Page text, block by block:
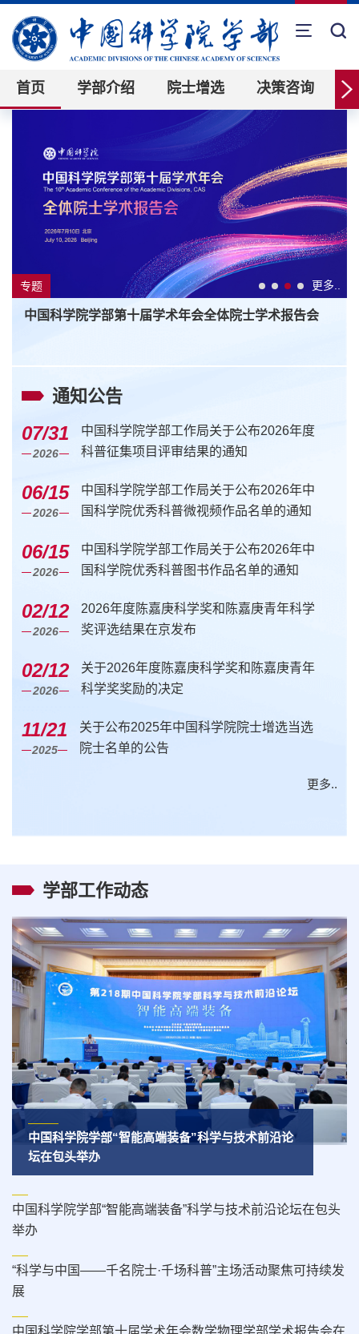
首页 学部介绍 院士增选 决策咨询
要闻
中国科学院国家科学技术思想库品牌成果在京发布
更多..
通知公告
07/31
2026
中国科学院学部工作局关于公布2026年度
科普征集项目评审结果的通知
06/15
2026
中国科学院学部工作局关于公布2026年中
国科学院优秀科普微视频作品名单的通知
06/15
2026
中国科学院学部工作局关于公布2026年中
国科学院优秀科普图书作品名单的通知
02/12
2026
2026年度陈嘉庚科学奖和陈嘉庚青年科学
奖评选结果在京发布
02/12
2026
关于2026年度陈嘉庚科学奖和陈嘉庚青年
科学奖奖励的决定
11/21
2025
关于公布2025年中国科学院院士增选当选
院士名单的公告
更多..
学部工作动态
中国科学院学部“智能高端装备”科学与技术前沿论
坛在包头举办
中国科学院学部“智能高端装备”科学与技术前沿论坛在包头
举办
“科学与中国——千名院士·千场科普”主场活动聚焦可持续发
展
中国科学院学部第十届学术年会数学物理学部学术报告会在